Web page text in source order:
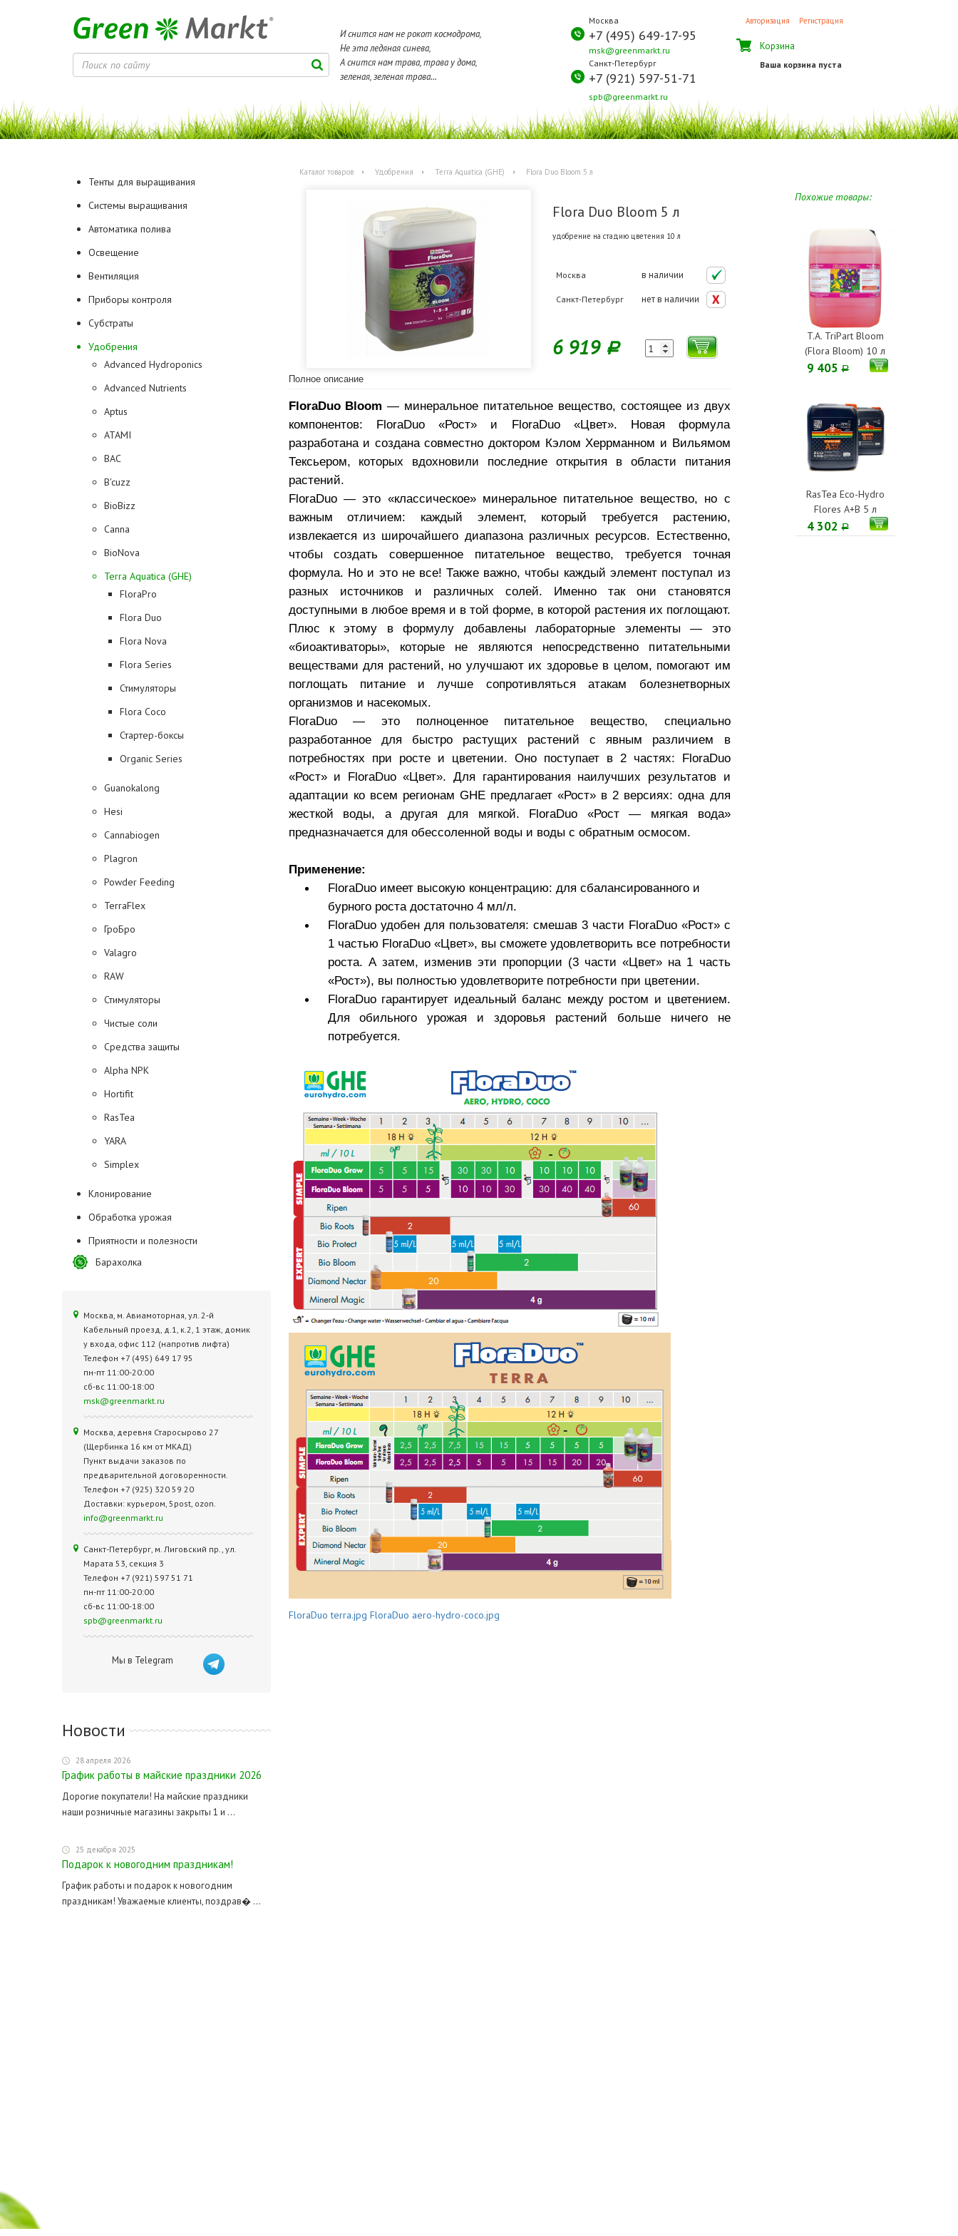
И снится нам не рокот космодрома,
Не эта ледяная синева,
А снится нам трава, трава у дома,
зеленая, зеленая трава...
Москва
+7 (495) 649-17-95
msk@greenmarkt.ru
Санкт-Петербург
+7 (921) 597-51-71
spb@greenmarkt.ru
Авторизация Регистрация
Корзина
Ваша корзина пуста
Тенты для выращивания
Системы выращивания
Автоматика полива
Освещение
Вентиляция
Приборы контроля
Субстраты
Удобрения
Advanced Hydroponics
Advanced Nutrients
Aptus
ATAMI
BAC
B'cuzz
BioBizz
Canna
BioNova
Terra Aquatica (GHE)
FloraPro
Flora Duo
Flora Nova
Flora Series
Стимуляторы
Flora Coco
Стартер-боксы
Organic Series
Guanokalong
Hesi
Cannabiogen
Plagron
Powder Feeding
TerraFlex
ГроБро
Valagro
RAW
Стимуляторы
Чистые соли
Средства защиты
Alpha NPK
Hortifit
RasTea
YARA
Simplex
Клонирование
Обработка урожая
Приятности и полезности
Барахолка
Москва, м. Авиамоторная, ул. 2‑й
Кабельный проезд, д.1, к.2, 1 этаж, домик
у входа, офис 112 (напротив лифта)
Телефон +7 (495) 649 17 95
пн-пт 11:00-20:00
сб-вс 11:00-18:00
msk@greenmarkt.ru
Москва, деревня Старосырово 27
(Щербинка 16 км от МКАД)
Пункт выдачи заказов по
предварительной договоренности.
Телефон +7 (925) 320 59 20
Доставки: курьером, 5post, ozon.
info@greenmarkt.ru
Санкт-Петербург, м. Лиговский пр., ул.
Марата 53, секция 3
Телефон +7 (921) 597 51 71
пн-пт 11:00-20:00
сб-вс 11:00-18:00
spb@greenmarkt.ru
Мы в Telegram
Новости
28 апреля 2026
График работы в майские праздники 2026
Дорогие покупатели! На майские праздники
наши розничные магазины закрыты 1 и ...
25 декабря 2025
Подарок к новогодним праздникам!
График работы и подарок к новогодним
праздникам! Уважаемые клиенты, поздрав� ...
Каталог товаров Удобрения Terra Aquatica (GHE) Flora Duo Bloom 5 л
Flora Duo Bloom 5 л
удобрение на стадию цветения 10 л
Москва в наличии
Санкт-Петербург нет в наличии
6 919 Р
Похожие товары:
T.A. TriPart Bloom
(Flora Bloom) 10 л
9 405Р
RasTea Eco-Hydro
Flores A+B 5 л
4 302Р
Полное описание
FloraDuo Bloom — минеральное питательное вещество, состоящее из двух
компонентов: FloraDuo «Рост» и FloraDuo «Цвет». Новая формула
разработана и создана совместно доктором Кэлом Херрманном и Вильямом
Тексьером, которых вдохновили последние открытия в области питания
растений.
FloraDuo — это «классическое» минеральное питательное вещество, но с
важным отличием: каждый элемент, который требуется растению,
извлекается из широчайшего диапазона различных ресурсов. Естественно,
чтобы создать совершенное питательное вещество, требуется точная
формула. Но и это не все! Также важно, чтобы каждый элемент поступал из
разных источников и различных солей. Именно так они становятся
доступными в любое время и в той форме, в которой растения их поглощают.
Плюс к этому в формулу добавлены лабораторные элементы — это
«биоактиваторы», которые не являются непосредственно питательными
веществами для растений, но улучшают их здоровье в целом, помогают им
поглощать питание и лучше сопротивляться атакам болезнетворных
организмов и насекомых.
FloraDuo — это полноценное питательное вещество, специально
разработанное для быстро растущих растений с явным различием в
потребностях при росте и цветении. Оно поступает в 2 частях: FloraDuo
«Рост» и FloraDuo «Цвет». Для гарантирования наилучших результатов и
адаптации ко всем регионам GHE предлагает «Рост» в 2 версиях: одна для
жесткой воды, а другая для мягкой. FloraDuo «Рост — мягкая вода»
предназначается для обессоленной воды и воды с обратным осмосом.
Применение:
FloraDuo имеет высокую концентрацию: для сбалансированного и
бурного роста достаточно 4 мл/л.
FloraDuo удобен для пользователя: смешав 3 части FloraDuo «Рост» с
1 частью FloraDuo «Цвет», вы сможете удовлетворить все потребности
роста. А затем, изменив эти пропорции (3 части «Цвет» на 1 часть
«Рост»), вы полностью удовлетворите потребности при цветении.
FloraDuo гарантирует идеальный баланс между ростом и цветением.
Для обильного урожая и здоровья растений больше ничего не
потребуется.
FloraDuo terra.jpg FloraDuo aero-hydro-coco.jpg